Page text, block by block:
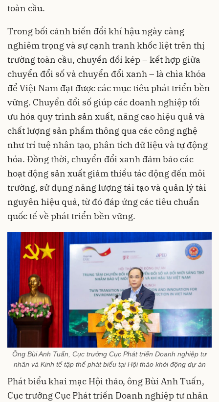
toàn cầu.
Trong bối cảnh biến đổi khí hậu ngày càng
nghiêm trọng và sự cạnh tranh khốc liệt trên thị
trường toàn cầu, chuyển đổi kép – kết hợp giữa
chuyển đổi số và chuyển đổi xanh – là chìa khóa
để Việt Nam đạt được các mục tiêu phát triển bền
vững. Chuyển đổi số giúp các doanh nghiệp tối
ưu hóa quy trình sản xuất, nâng cao hiệu quả và
chất lượng sản phẩm thông qua các công nghệ
như trí tuệ nhân tạo, phân tích dữ liệu và tự động
hóa. Đồng thời, chuyển đổi xanh đảm bảo các
hoạt động sản xuất giảm thiểu tác động đến môi
trường, sử dụng năng lượng tái tạo và quản lý tài
nguyên hiệu quả, từ đó đáp ứng các tiêu chuẩn
quốc tế về phát triển bền vững.
Ông Bùi Anh Tuấn, Cục trưởng Cục Phát triển Doanh nghiệp tư
nhân và Kinh tế tập thể phát biểu tại Hội thảo khởi động dự án
Phát biểu khai mạc Hội thảo, ông Bùi Anh Tuấn,
Cục trưởng Cục Phát triển Doanh nghiệp tư nhân